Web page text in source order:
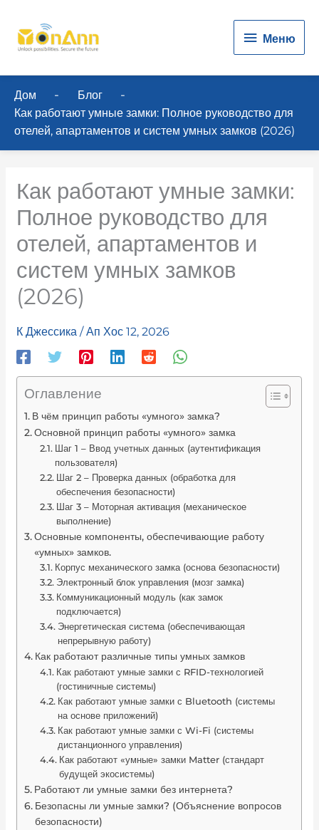
Меню
Меню
Дом
Блог
Как работают умные замки: Полное руководство для
отелей, апартаментов и систем умных замков (2026)
Как работают умные замки:
Полное руководство для
отелей, апартаментов и
систем умных замков
(2026)
КДжессика/Ап Хос 12, 2026
Оглавление
В чём принцип работы «умного» замка?
Основной принцип работы «умного» замка
Шаг 1 – Ввод учетных данных (аутентификация
пользователя)
Шаг 2 – Проверка данных (обработка для
обеспечения безопасности)
Шаг 3 – Моторная активация (механическое
выполнение)
Основные компоненты, обеспечивающие работу
«умных» замков.
Корпус механического замка (основа безопасности)
Электронный блок управления (мозг замка)
Коммуникационный модуль (как замок
подключается)
Энергетическая система (обеспечивающая
непрерывную работу)
Как работают различные типы умных замков
Как работают умные замки с RFID-технологией
(гостиничные системы)
Как работают умные замки с Bluetooth (системы
на основе приложений)
Как работают умные замки с Wi-Fi (системы
дистанционного управления)
Как работают «умные» замки Matter (стандарт
будущей экосистемы)
Работают ли умные замки без интернета?
Безопасны ли умные замки? (Объяснение вопросов
безопасности)